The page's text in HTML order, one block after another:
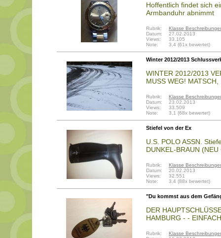
Hoffentlich findet sich
Armbanduhr abnimmt
Rubrik:
Klasse
Datum:
27.02.2013
Views:
33.105
Note:
3,4 (61x bewertet)
Winter 2012/2013
WINTER 2012/2013
MUSS WEG!
Rubrik:
Klasse
Datum:
23.02.2013
Views:
33.509
Note:
3,1 (68x bewertet)
Stiefel von der Ex
U.S. POLO ASSN.
DUNKEL-BRAUN (NEU
Rubrik:
Klasse
Datum:
20.02.2013
Views:
32.551
Note:
3,4 (88x bewertet)
"Du kommst aus dem
DER
HAMBURG - -
Rubrik:
Klasse